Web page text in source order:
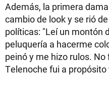
Además, la primera
cambio de look y se rió
políticas: "Leí un montón
peluquería a hacerme
peinó y me hizo rulos.
Telenoche fui a